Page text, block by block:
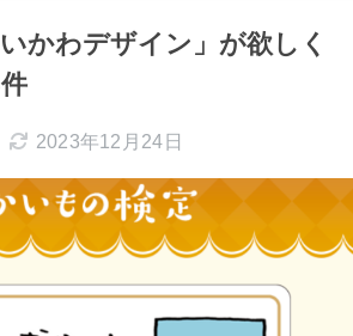
かわデザイン」が欲しく
2023年12月24日